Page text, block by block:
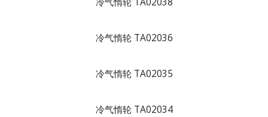
冷气惰轮 TA02036
冷气惰轮 TA02035
冷气惰轮 TA02034